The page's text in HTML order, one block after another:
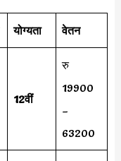
योग्यता वेतन
12वीं
रु
19900
–
63200